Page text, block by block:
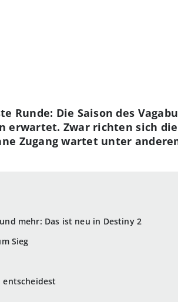
mehr: Das ist neu in Destiny 2
Sieg
entscheidest
Runde: Die Saison des
erwartet. Zwar richten sich
Zugang wartet unter